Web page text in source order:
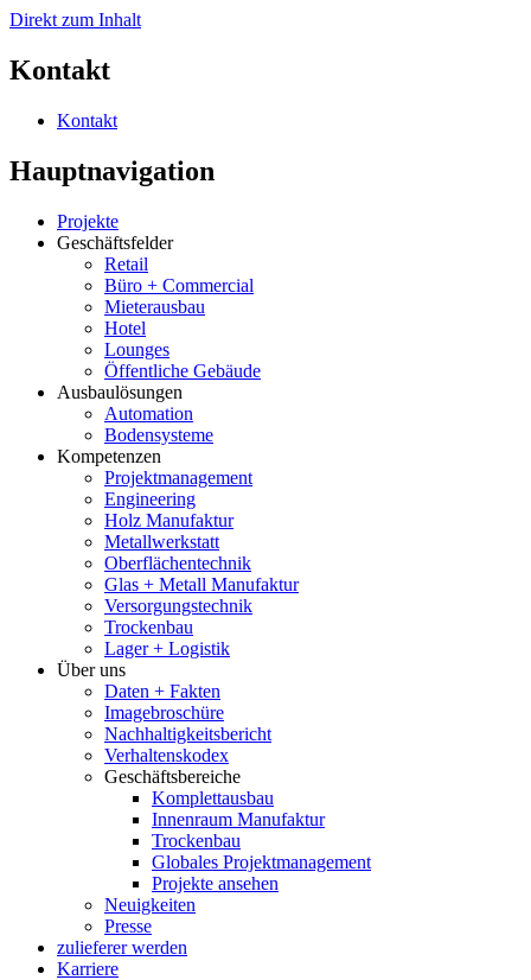
Direkt zum Inhalt
Kontakt
Kontakt
Hauptnavigation
Projekte
Geschäftsfelder
Retail
Büro + Commercial
Mieterausbau
Hotel
Lounges
Öffentliche Gebäude
Ausbaulösungen
Automation
Bodensysteme
Kompetenzen
Projektmanagement
Engineering
Holz Manufaktur
Metallwerkstatt
Oberflächentechnik
Glas + Metall Manufaktur
Versorgungstechnik
Trockenbau
Lager + Logistik
Über uns
Daten + Fakten
Imagebroschüre
Nachhaltigkeitsbericht
Verhaltenskodex
Geschäftsbereiche
Komplettausbau
Innenraum Manufaktur
Trockenbau
Globales Projektmanagement
Projekte ansehen
Neuigkeiten
Presse
zulieferer werden
Karriere